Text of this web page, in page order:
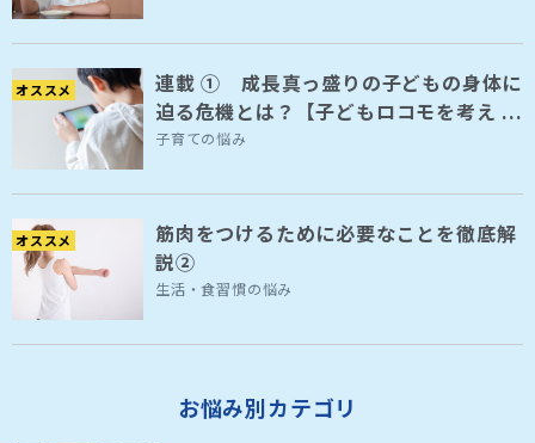
オススメ
連載 ① 成長真っ盛りの子どもの身体に
迫る危機とは？【子どもロコモを考え ...
子育ての悩み
オススメ
筋肉をつけるために必要なことを徹底解
説②
生活・食習慣の悩み
お悩み別カテゴリ